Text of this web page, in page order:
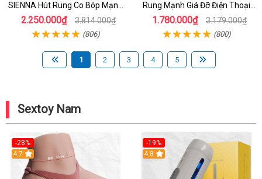
SIENNA Hút Rung Co Bóp Mạnh
Mẽ Nam
2.250.000₫ 3.814.000₫
(806)
Rung Mạnh Giá Đỡ Điện Thoại
Chính Hãng
1.780.000₫ 3.179.000₫
(800)
1 2 3 4 5
Sextoy Nam
-28%
4.7
-19%
Hot
4.8